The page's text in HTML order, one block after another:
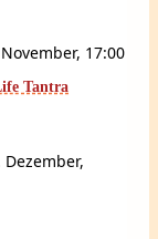
17:00
Tantra